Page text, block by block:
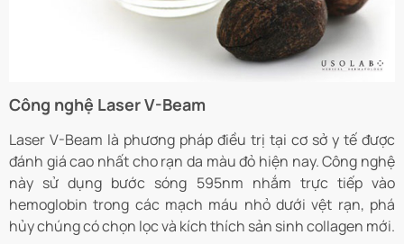
Công nghệ Laser V-Beam
Laser V-Beam là phương pháp điều trị tại cơ sở y tế được
đánh giá cao nhất cho rạn da màu đỏ hiện nay. Công nghệ
này sử dụng bước sóng 595nm nhắm trực tiếp vào
hemoglobin trong các mạch máu nhỏ dưới vệt rạn, phá
hủy chúng có chọn lọc và kích thích sản sinh collagen mới.